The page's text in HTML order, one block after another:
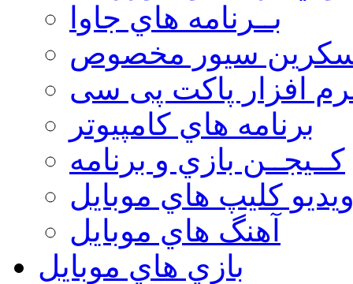
بــرنامه هاي جاوا
سيور مخصوص
افزار پاکت پی سی
برنامه هاي كامپيوتر
كــيجــن بازي و برنامه
كليپ هاي موبايل
آهنگ هاي موبايل
بازي هاي موبايل